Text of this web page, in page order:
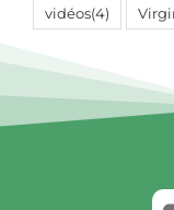
vidéos(4)